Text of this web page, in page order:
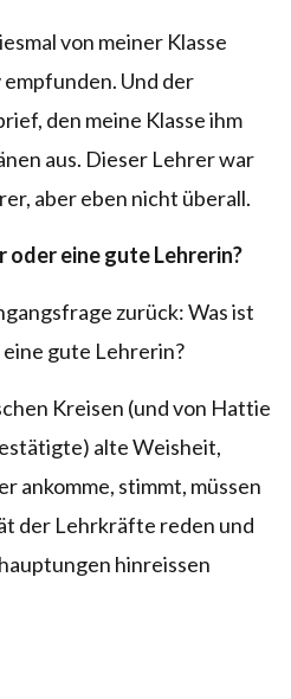
von meiner Klasse
Und der
den meine Klasse ihm
aus. Dieser Lehrer war
aber eben nicht überall.
oder eine gute Lehrerin?
zurück: Was ist
gute Lehrerin?
Kreisen (und von Hattie
alte Weisheit,
ankomme, stimmt, müssen
der Lehrkräfte reden und
hinreissen